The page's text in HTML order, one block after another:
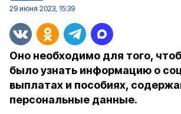
29 июня 2023, 15:39
Оно необходимо для того,
было узнать информацию о
выплатах и пособиях,
персональные данные.